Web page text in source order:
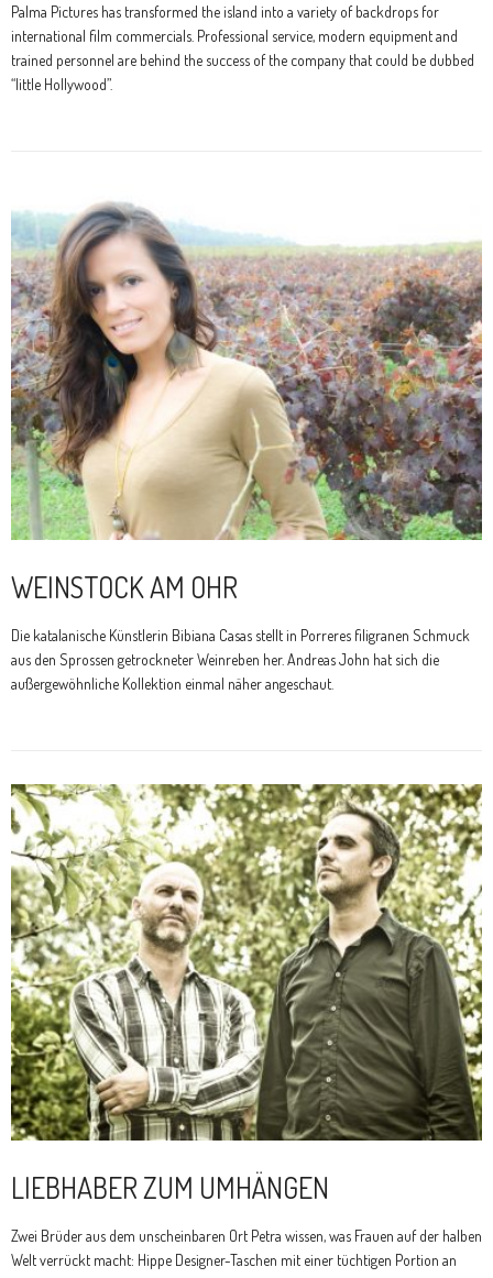
Palma Pictures has transformed the island into a variety of backdrops for
international film commercials. Professional service, modern equipment and
trained personnel are behind the success of the company that could be dubbed
“little Hollywood”.
WEINSTOCK AM OHR
Die katalanische Künstlerin Bibiana Casas stellt in Porreres filigranen Schmuck
aus den Sprossen getrockneter Weinreben her. Andreas John hat sich die
außergewöhnliche Kollektion einmal näher angeschaut.
LIEBHABER ZUM UMHÄNGEN
Zwei Brüder aus dem unscheinbaren Ort Petra wissen, was Frauen auf der halben
Welt verrückt macht: Hippe Designer-Taschen mit einer tüchtigen Portion an